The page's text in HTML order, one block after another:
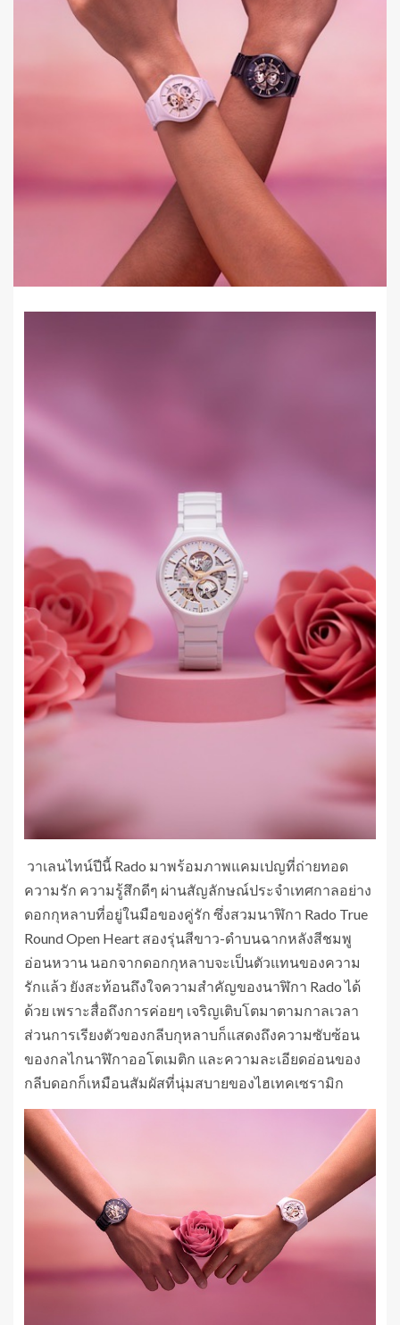
วาเลนไทน์ปีนี้ Rado มาพร้อมภาพแคมเปญที่ถ่ายทอด
ความรัก ความรู้สึกดีๆ ผ่านสัญลักษณ์ประจำเทศกาลอย่าง
ดอกกุหลาบที่อยู่ในมือของคู่รัก ซึ่งสวมนาฬิกา Rado True
Round Open Heart สองรุ่นสีขาว-ดำบนฉากหลังสีชมพู
อ่อนหวาน นอกจากดอกกุหลาบจะเป็นตัวแทนของความ
รักแล้ว ยังสะท้อนถึงใจความสำคัญของนาฬิกา Rado ได้
ด้วย เพราะสื่อถึงการค่อยๆ เจริญเติบโตมาตามกาลเวลา
ส่วนการเรียงตัวของกลีบกุหลาบก็แสดงถึงความซับซ้อน
ของกลไกนาฬิกาออโตเมติก และความละเอียดอ่อนของ
กลีบดอกก็เหมือนสัมผัสที่นุ่มสบายของไฮเทคเซรามิก